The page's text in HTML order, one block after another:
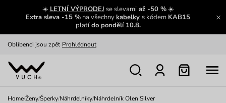
☀️ LETNÍ VÝPRODEJ se slevamiaž -50 %☀️
Extra sleva -15 % na všechnykabelky s kódem KAB15
platído pondělí 10.8.
Výměna a vrácení zdarma Zobrazit
Prohlédnout
Nech se inspirovat Ukázat
Home/Ženy/Šperky/Náhrdelníky/Náhrdelník Olen Silver